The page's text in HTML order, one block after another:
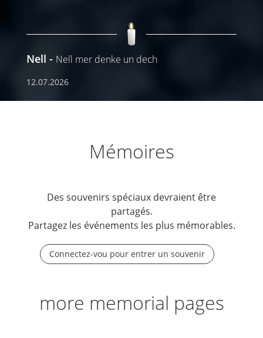
Nell Nell mer denke un dech
12.07.2026
Mémoires
Des souvenirs spéciaux devraient être
partagés.
Partagez les événements les plus mémorables.
Connectez-vou pour entrer un souvenir
more memorial pages